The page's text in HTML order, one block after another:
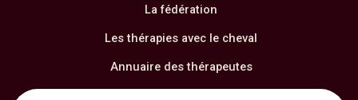
La fédération
Les thérapies avec le cheval
Annuaire des thérapeutes